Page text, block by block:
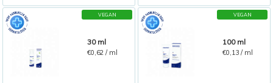
VEGAN
30 ml
€0,62 / ml
VEGAN
100 ml
€0,13 / ml